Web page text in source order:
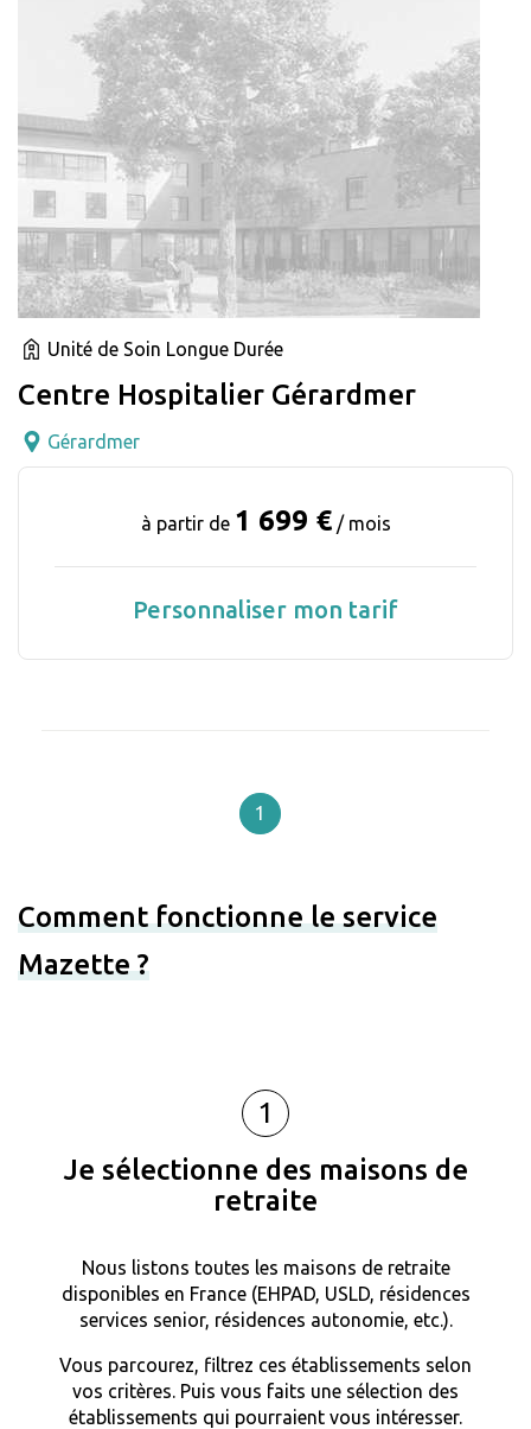
Unité de Soin Longue Durée
Centre Hospitalier Gérardmer
Gérardmer
à partir de 1 699 € / mois
Personnaliser mon tarif
1
Comment fonctionne le service
Mazette ?
1
Je sélectionne des maisons de
retraite
Nous listons toutes les maisons de retraite
disponibles en France (EHPAD, USLD, résidences
services senior, résidences autonomie, etc.).
Vous parcourez, filtrez ces établissements selon
vos critères. Puis vous faits une sélection des
établissements qui pourraient vous intéresser.